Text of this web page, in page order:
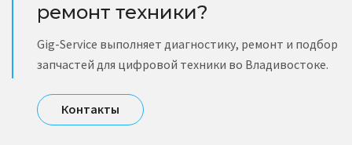
ремонт техники?
Gig-Service выполняет диагностику, ремонт и подбор
запчастей для цифровой техники во Владивостоке.
Контакты